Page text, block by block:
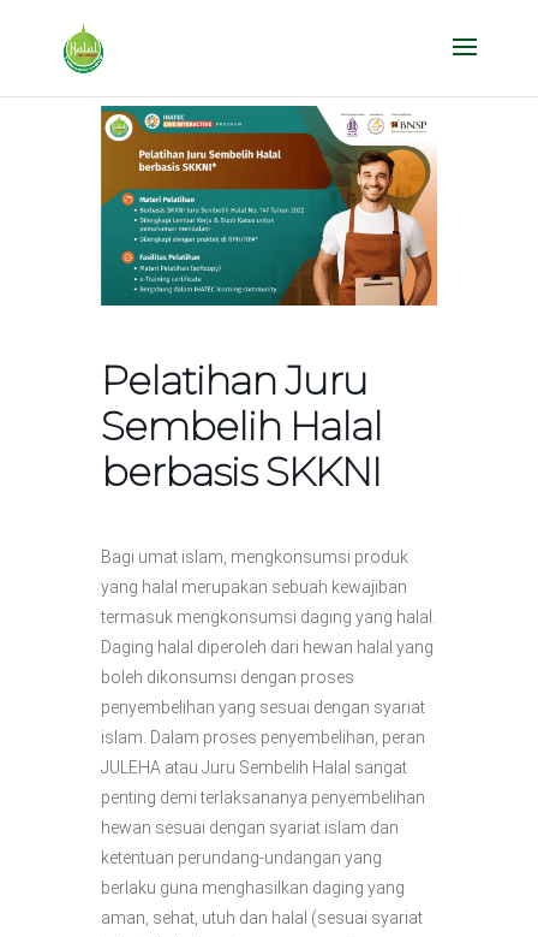
Pelatihan Juru
Sembelih Halal
berbasis SKKNI
Bagi umat islam, mengkonsumsi produk
yang halal merupakan sebuah kewajiban
termasuk mengkonsumsi daging yang halal.
Daging halal diperoleh dari hewan halal yang
boleh dikonsumsi dengan proses
penyembelihan yang sesuai dengan syariat
islam. Dalam proses penyembelihan, peran
JULEHA atau Juru Sembelih Halal sangat
penting demi terlaksananya penyembelihan
hewan sesuai dengan syariat islam dan
ketentuan perundang-undangan yang
berlaku guna menghasilkan daging yang
aman, sehat, utuh dan halal (sesuai syariat